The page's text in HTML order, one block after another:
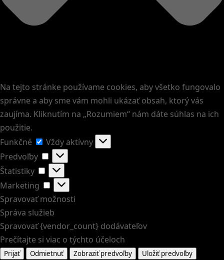
Na tejto stránke používame cookies, aby všetko fungovalo
správne a aby sme vám mohli ukázať obsah, ktorý vás
zaujíma. Kliknutím na „Rozumiem“ nám dáte súhlas na ich
použitie.
Funkčné
Funkčné
Vždy aktívny
Predvoľby
Predvoľby
Štatistiky
Štatistiky
Marketing
Marketing
Spravovať možnosti
Správa služieb
Spravovať {vendor_count} dodávateľov
Prečítajte si viac o týchto účeloch
Prijať Odmietnuť Zobraziť predvoľby Uložiť predvoľby